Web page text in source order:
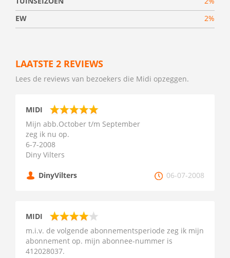
EW
2%
LAATSTE 2 REVIEWS
Lees de reviews van bezoekers die Midi opzeggen.
MIDI
Mijn abb.October t/m September
zeg ik nu op.
6-7-2008
Diny Vilters
DinyVilters 06-07-2008
MIDI
m.i.v. de volgende abonnementsperiode zeg ik mijn
abonnement op. mijn abonnee-nummer is
412028037.